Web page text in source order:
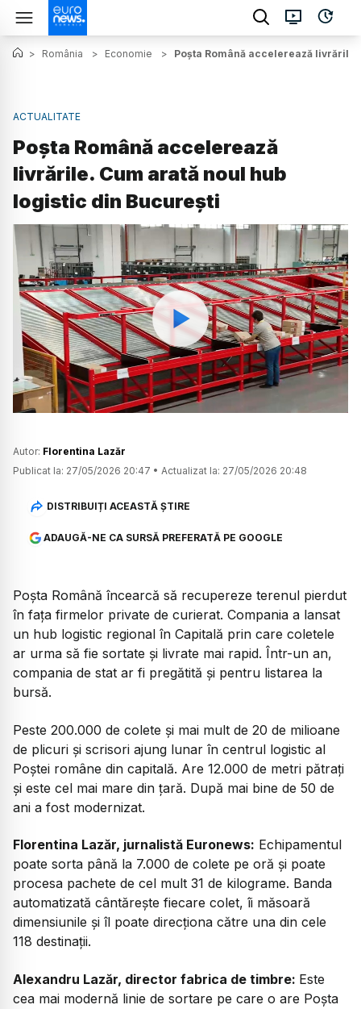
> România > Economie > Poșta Română accelerează
ACTUALITATE
Poșta Română accelerează
livrările. Cum arată noul hub
logistic din București
Watch
Autor: Florentina Lazăr
Publicat la: 27/05/2026 20:47 • Actualizat la: 27/05/2026 20:48
DISTRIBUIȚI ACEASTĂ ȘTIRE
ADAUGĂ-NE CA SURSĂ PREFERATĂ PE GOOGLE
Poșta Română încearcă să recupereze terenul pierdut
în fața firmelor private de curierat. Compania a lansat
un hub logistic regional în Capitală prin care coletele
ar urma să fie sortate și livrate mai rapid. Într-un an,
compania de stat ar fi pregătită și pentru listarea la
bursă.
Peste 200.000 de colete și mai mult de 20 de milioane
de plicuri și scrisori ajung lunar în centrul logistic al
Poștei române din capitală. Are 12.000 de metri pătrați
și este cel mai mare din țară. După mai bine de 50 de
ani a fost modernizat.
Florentina Lazăr, jurnalistă Euronews: Echipamentul
poate sorta până la 7.000 de colete pe oră și poate
procesa pachete de cel mult 31 de kilograme. Banda
automatizată cântărește fiecare colet, îi măsoară
dimensiunile și îl poate direcționa către una din cele
118 destinații.
Alexandru Lazăr, director fabrica de timbre: Este
cea mai modernă linie de sortare pe care o are Poșta